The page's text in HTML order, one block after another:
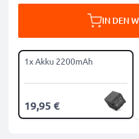
IN DEN
1x Akku 2200mAh
19,95 €